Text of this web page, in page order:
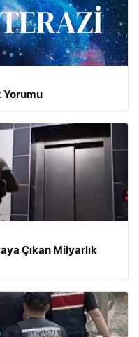
Yorumu
Çıkan Milyarlık